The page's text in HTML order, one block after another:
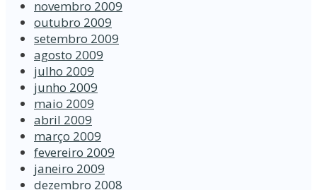
novembro 2009
outubro 2009
setembro 2009
agosto 2009
julho 2009
junho 2009
maio 2009
abril 2009
março 2009
fevereiro 2009
janeiro 2009
dezembro 2008